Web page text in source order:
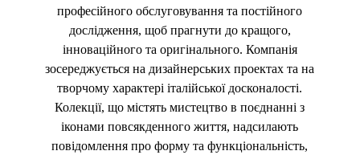
професійного обслуговування та постійного
дослідження, щоб прагнути до кращого,
інноваційного та оригінального. Компанія
зосереджується на дизайнерських проектах та на
творчому характері італійської досконалості.
Колекції, що містять мистецтво в поєднанні з
іконами повсякденного життя, надсилають
повідомлення про форму та функціональність,